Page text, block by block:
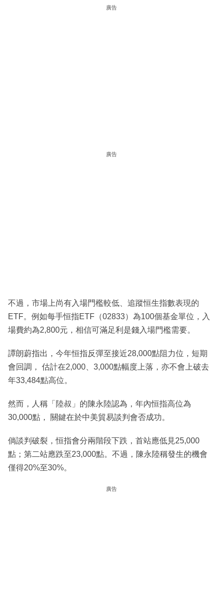
廣告
廣告
不過，市場上尚有入場門檻較低、追蹤恒生指數表現的
ETF。例如每手恒指ETF（02833）為100個基金單位，入
場費約為2,800元，相信可滿足利是錢入場門檻需要。
譚朗蔚指出，今年恒指反彈至接近28,000點阻力位，短期
會回調， 估計在2,000、3,000點幅度上落，亦不會上破去
年33,484點高位。
然而，人稱「陸叔」的陳永陸認為，年內恒指高位為
30,000點， 關鍵在於中美貿易談判會否成功。
倘談判破裂，恒指會分兩階段下跌，首站應低見25,000
點；第二站應跌至23,000點。不過，陳永陸稱發生的機會
僅得20%至30%。
廣告